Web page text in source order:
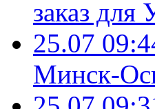
заказ
25.07
Минск-